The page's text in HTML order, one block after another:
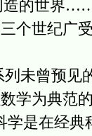
造的世界
个世纪广
未曾预见
学为典范
学是在经典